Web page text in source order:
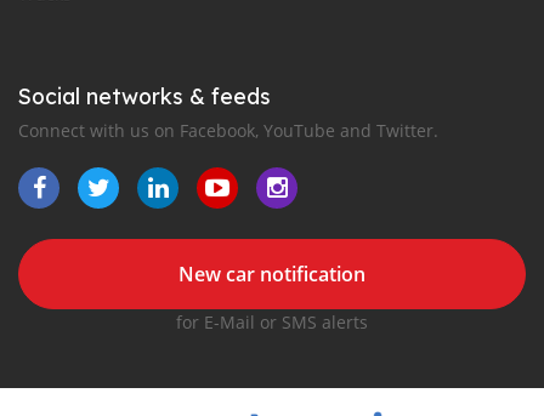
Social networks & feeds
Connect with us on Facebook, YouTube and Twitter.
New car notification
for E-Mail or SMS alerts